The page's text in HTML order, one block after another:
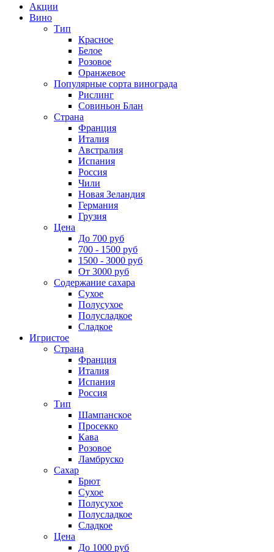
Акции
Вино
Тип
Красное
Белое
Розовое
Оранжевое
Популярные сорта винограда
Рислинг
Совиньон Блан
Страна
Франция
Италия
Австралия
Испания
Россия
Чили
Новая Зеландия
Германия
Грузия
Цена
До 700 руб
700 - 1500 руб
1500 - 3000 руб
От 3000 руб
Содержание сахара
Сухое
Полусухое
Полусладкое
Сладкое
Игристое
Страна
Франция
Италия
Испания
Россия
Тип
Шампанское
Просекко
Кава
Розовое
Ламбруско
Сахар
Брют
Сухое
Полусухое
Полусладкое
Сладкое
Цена
До 1000 руб